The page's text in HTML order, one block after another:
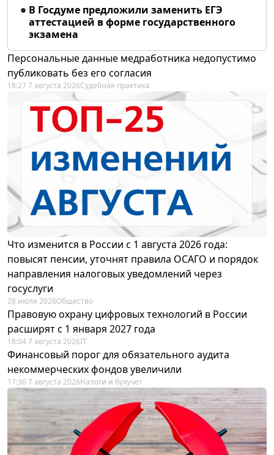
В Госдуме предложили заменить ЕГЭ
аттестацией в форме государственного
экзамена
Персональные данные медработника недопустимо
публиковать без его согласия
18:27 7 августа 2026Судебная практика
Что изменится в России с 1 августа 2026 года:
повысят пенсии, уточнят правила ОСАГО и порядок
направления налоговых уведомлений через
госуслуги
28 июля 2026Общество
Правовую охрану цифровых технологий в России
расширят с 1 января 2027 года
18:04 7 августа 2026IT
Финансовый порог для обязательного аудита
некоммерческих фондов увеличили
17:36 7 августа 2026Налоги и бухучет